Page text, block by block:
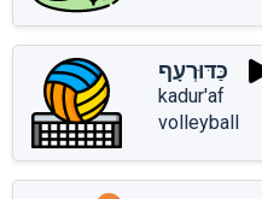
כַּדּוּרְעָף
kadur'af
volleyball